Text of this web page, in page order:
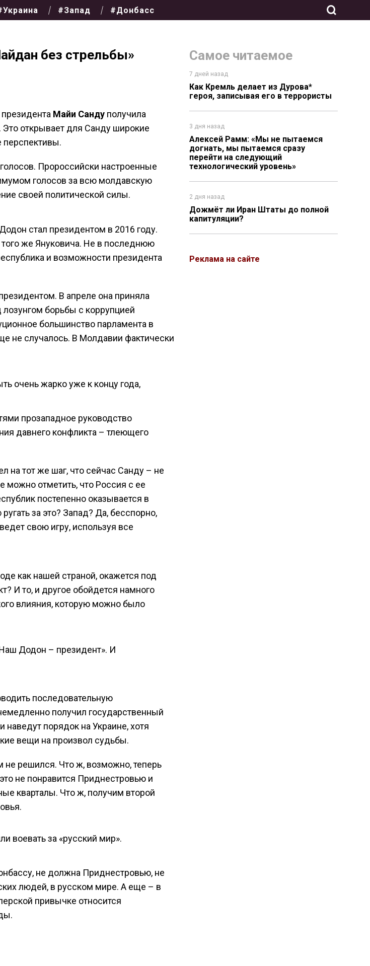
#Запад #Донбасс
Самое читаемое
7 дней назад
Как Кремль делает из Дурова*
героя, записывая его в террористы
3 дня назад
Алексей Рамм: «Мы не пытаемся
догнать, мы пытаемся сразу
перейти на следующий
технологический уровень»
2 дня назад
Дожмёт ли Иран Штаты до полной
капитуляции?
Реклама на сайте
без стрельбы»
Майи Сандуполучила
. Это открывает для Санду широкие
перспективы.
Пророссийски настроенные
голосов за всю молдавскую
своей политической силы.
стал президентом в 2016 году.
того же Януковича. Не в последнюю
и возможности президента
В апреле она приняла
борьбы с коррупцией
большинство парламента в
не случалось. В Молдавии фактически
очень жарко уже к концу года,
прозападное руководство
давнего конфликта – тлеющего
на тот же шаг, что сейчас Санду – не
можно отметить, что Россия с ее
постепенно оказывается в
за это? Запад? Да, бесспорно,
свою игру, используя все
как нашей страной, окажется под
И то, и другое обойдется намного
влияния, которую можно было
Додон – президент». И
последовательную
получил государственный
порядок на Украине, хотя
вещи на произвол судьбы.
не решился. Что ж, возможно, теперь
не понравится Приднестровью и
кварталы. Что ж, получим второй
воевать за «русский мир».
не должна Приднестровью, не
людей, в русском мире. А еще – в
привычке относится